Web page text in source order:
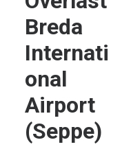
Breda
Internati
onal
Airport
(Seppe)